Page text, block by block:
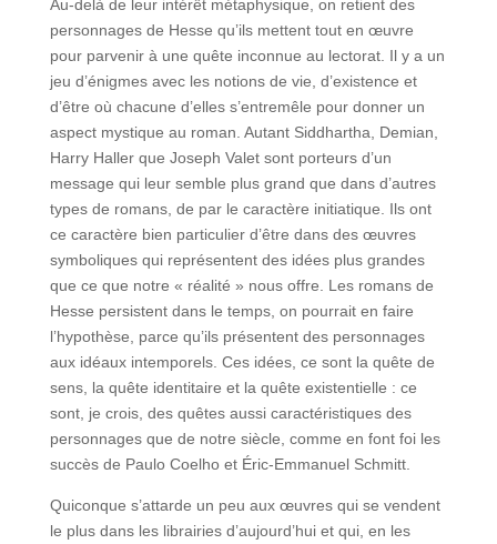
Au-delà de leur intérêt métaphysique, on retient des
personnages de Hesse qu’ils mettent tout en œuvre
pour parvenir à une quête inconnue au lectorat. Il y a un
jeu d’énigmes avec les notions de vie, d’existence et
d’être où chacune d’elles s’entremêle pour donner un
aspect mystique au roman. Autant Siddhartha, Demian,
Harry Haller que Joseph Valet sont porteurs d’un
message qui leur semble plus grand que dans d’autres
types de romans, de par le caractère initiatique. Ils ont
ce caractère bien particulier d’être dans des œuvres
symboliques qui représentent des idées plus grandes
que ce que notre « réalité » nous offre. Les romans de
Hesse persistent dans le temps, on pourrait en faire
l’hypothèse, parce qu’ils présentent des personnages
aux idéaux intemporels. Ces idées, ce sont la quête de
sens, la quête identitaire et la quête existentielle : ce
sont, je crois, des quêtes aussi caractéristiques des
personnages que de notre siècle, comme en font foi les
succès de Paulo Coelho et Éric-Emmanuel Schmitt.
Quiconque s’attarde un peu aux œuvres qui se vendent
le plus dans les librairies d’aujourd’hui et qui, en les